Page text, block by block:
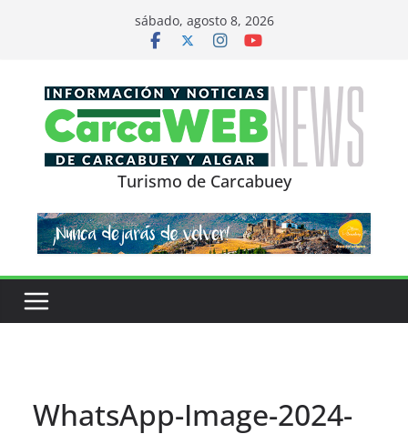
sábado, agosto 8, 2026
Turismo de Carcabuey
WhatsApp-Image-2024-